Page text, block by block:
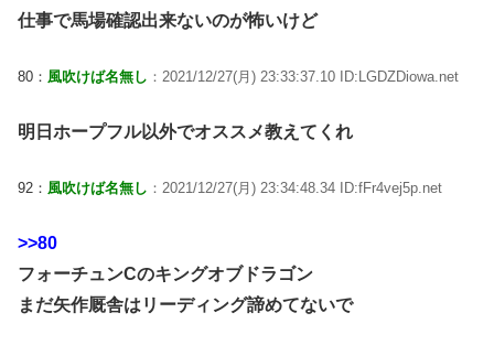
仕事で馬場確認出来ないのが怖いけど
80： 風吹けば名無し ：2021/12/27(月) 23:33:37.10 ID:LGDZDiowa.net
明日ホープフル以外でオススメ教えてくれ
92： 風吹けば名無し ：2021/12/27(月) 23:34:48.34 ID:fFr4vej5p.net
>>80
フォーチュンCのキングオブドラゴン
まだ矢作厩舎はリーディング諦めてないで